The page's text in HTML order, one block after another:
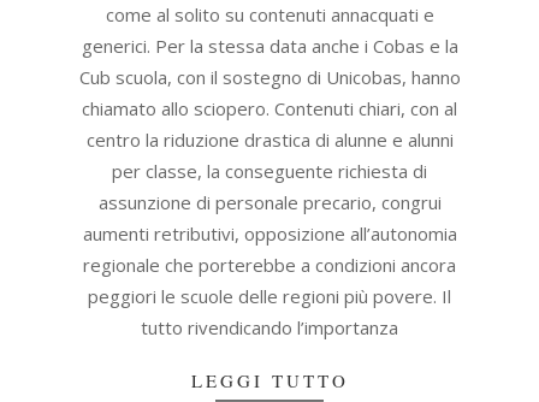
come al solito su contenuti annacquati e
generici. Per la stessa data anche i Cobas e la
Cub scuola, con il sostegno di Unicobas, hanno
chiamato allo sciopero. Contenuti chiari, con al
centro la riduzione drastica di alunne e alunni
per classe, la conseguente richiesta di
assunzione di personale precario, congrui
aumenti retributivi, opposizione all’autonomia
regionale che porterebbe a condizioni ancora
peggiori le scuole delle regioni più povere. Il
tutto rivendicando l’importanza
LEGGI TUTTO